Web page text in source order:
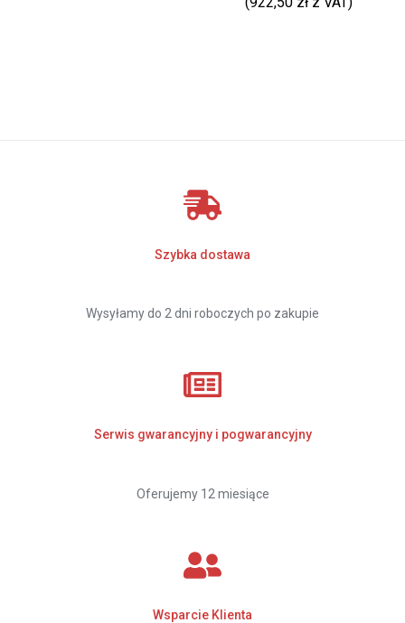
Szybka dostawa
Wysyłamy do 2 dni roboczych po zakupie
Serwis gwarancyjny i pogwarancyjny
Oferujemy 12 miesiące
Wsparcie Klienta